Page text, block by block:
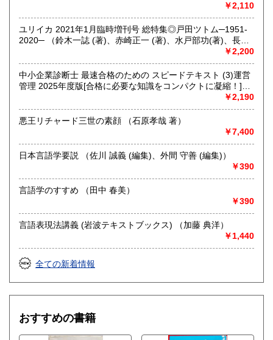
哲学宗教、歴史、社会科学、自然科学、美術工芸、趣味、外
国書、サブカルチャー、古書一般（その他）
オールジャンル
￥2,110
ユリイカ 2021年1月臨時増刊号 総特集◎戸田ツトム─1951-
2020─ （鈴木一誌 (著)、赤崎正一 (著)、水戸部功(著)、長田
￥2,200
中小企業診断士 最速合格のための スピードテキスト (3)運営
管理 2025年度版[合格に必要な知識をコンパクトに凝縮！]
￥2,190
悪王リチャード三世の素顔 （石原孝哉 著）
￥7,400
日本言語学要説 （佐川 誠義 (編集)、外間 守善 (編集)）
￥390
言語学のすすめ （田中 春美）
￥390
言語表現法講義 (岩波テキストブックス) （加藤 典洋）
￥1,440
全ての新着情報
おすすめの書籍